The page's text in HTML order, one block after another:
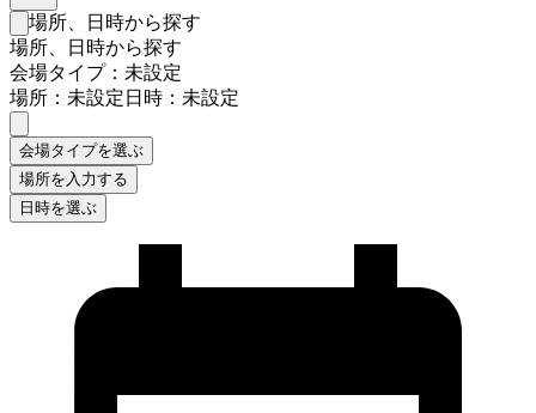
検索フォームを閉じる
場所、日時から探す
場所、日時から探す
会場タイプ：未設定
場所：未設定日時：未設定
会場タイプを選ぶ
場所を入力する
日時を選ぶ